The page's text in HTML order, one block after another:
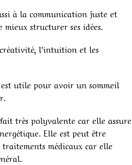
à la communication juste et
structurer ses idées.
l’intuition et les
utile pour avoir un sommeil
très polyvalente car elle assure
Elle est peut être
médicaux car elle